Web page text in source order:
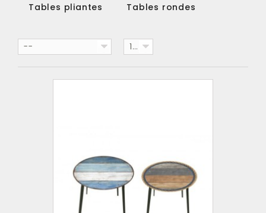
Tables pliantes Tables rondes
-- 12